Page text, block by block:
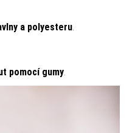
a polyesteru.
pomocí gumy.